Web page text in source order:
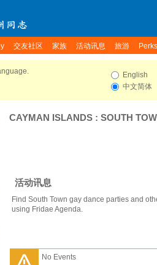
交友社区 家族 活动讯息 旅游
English
中文简体
CAYMAN ISLANDS : SOUTH
活动讯息
Find South Town gay dance parties and
using Fridae Agenda.
No Events